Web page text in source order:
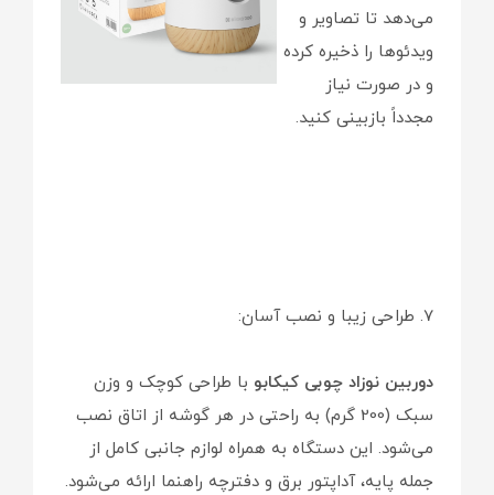
می‌دهد تا تصاویر و
ویدئوها را ذخیره کرده
و در صورت نیاز
مجدداً بازبینی کنید.
7. طراحی زیبا و نصب آسان:
دوربین نوزاد چوبی کیکابو با طراحی کوچک و وزن
سبک (200 گرم) به راحتی در هر گوشه از اتاق نصب
می‌شود. این دستگاه به همراه لوازم جانبی کامل از
جمله پایه، آداپتور برق و دفترچه راهنما ارائه می‌شود.